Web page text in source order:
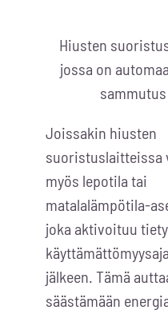
Hiusten
jossa on
sammutus
Joissakin hiusten
suoristuslaitteissa
myös lepotila tai
matalalämpötila-
joka aktivoituu
jälkeen. Tämä
säästämään